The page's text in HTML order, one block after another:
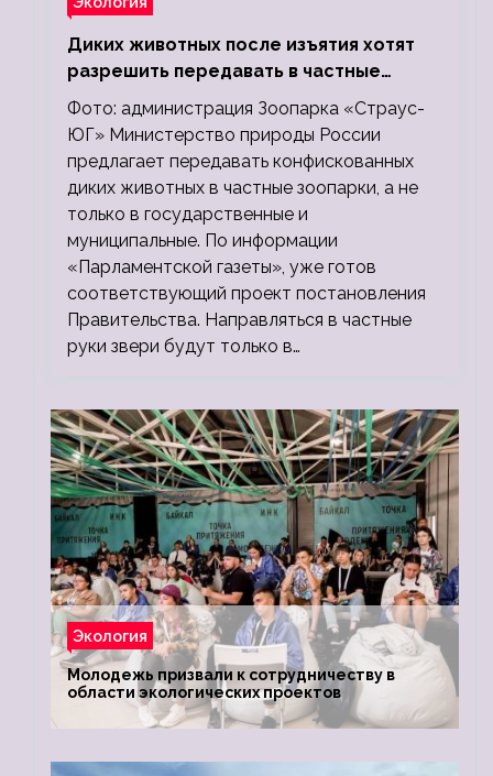
Диких животных после изъятия хотят
разрешить передавать в частные
зоопарки
Фото: администрация Зоопарка «Страус-
ЮГ» Министерство природы России
предлагает передавать конфискованных
диких животных в частные зоопарки, а не
только в государственные и
муниципальные. По информации
«Парламентской газеты», уже готов
соответствующий проект постановления
Правительства. Направляться в частные
руки звери будут только в…
Экология
Молодежь призвали к сотрудничеству в
области экологических проектов